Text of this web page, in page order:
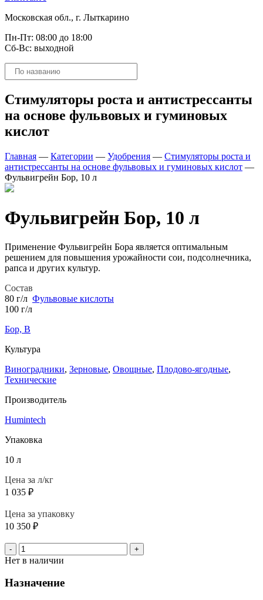
Московская обл., г. Лыткарино
Пн-Пт: 08:00 до 18:00
Сб-Вс: выходной
Поиск
товаров
Стимуляторы роста и антистрессанты
на основе фульвовых и гуминовых
кислот
Главная — Категории — Удобрения — Стимуляторы роста и
антистрессанты на основе фульвовых и гуминовых кислот —
Фульвигрейн Бор, 10 л
Фульвигрейн Бор, 10 л
Применение Фульвигрейн Бора является оптимальным
решением для повышения урожайности сои, подсолнечника,
рапса и других культур.
Состав
80 г/л Фульвовые кислоты
100 г/л
Бор, B
Культура
Виноградники, Зерновые, Овощные, Плодово-ягодные,
Технические
Производитель
Humintech
Упаковка
10 л
Цена за л/кг
1 035 ₽
Цена за упаковку
10 350 ₽
- +
Нет в наличии
Назначение